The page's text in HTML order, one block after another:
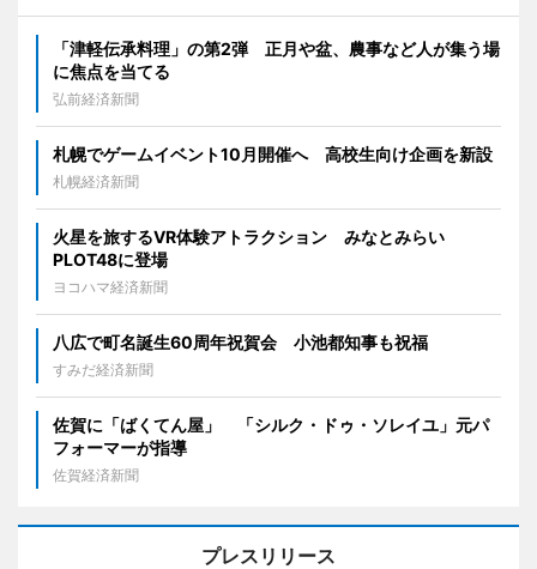
「津軽伝承料理」の第2弾 正月や盆、農事など人が集う場
に焦点を当てる
弘前経済新聞
札幌でゲームイベント10月開催へ 高校生向け企画を新設
札幌経済新聞
火星を旅するVR体験アトラクション みなとみらい
PLOT48に登場
ヨコハマ経済新聞
八広で町名誕生60周年祝賀会 小池都知事も祝福
すみだ経済新聞
佐賀に「ばくてん屋」 「シルク・ドゥ・ソレイユ」元パ
フォーマーが指導
佐賀経済新聞
プレスリリース